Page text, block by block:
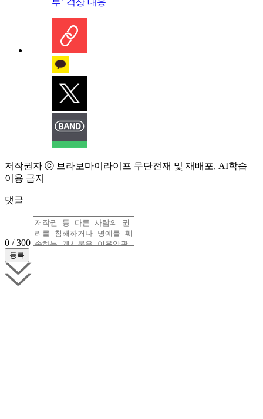
부’ 격상 대응
저작권자 ⓒ 브라보마이라이프 무단전재 및 재배포, AI학습
이용 금지
댓글
0 / 300